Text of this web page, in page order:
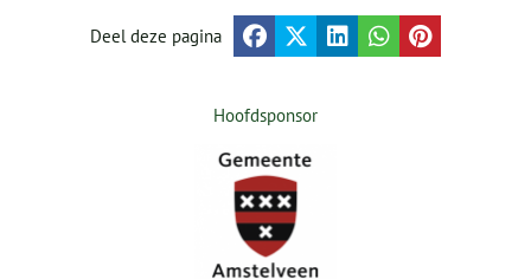
Deel deze pagina
Hoofdsponsor